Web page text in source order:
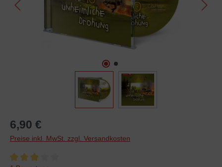
6,90 €
Preise inkl. MwSt. zzgl. Versandkosten